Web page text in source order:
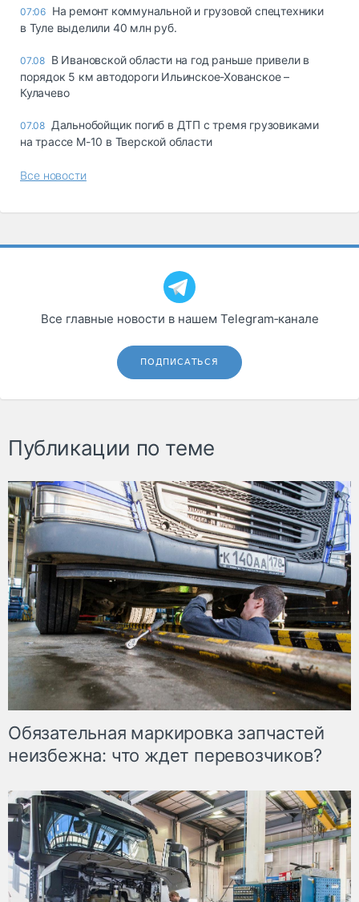
07:06 На ремонт коммунальной и грузовой спецтехники
в Туле выделили 40 млн руб.
07.08 В Ивановской области на год раньше привели в
порядок 5 км автодороги Ильинское-Хованское –
Кулачево
07.08 Дальнобойщик погиб в ДТП с тремя грузовиками
на трассе М-10 в Тверской области
Все новости
Все главные новости в нашем Telegram‑канале
ПОДПИСАТЬСЯ
Публикации по теме
Обязательная маркировка запчастей
неизбежна: что ждет перевозчиков?